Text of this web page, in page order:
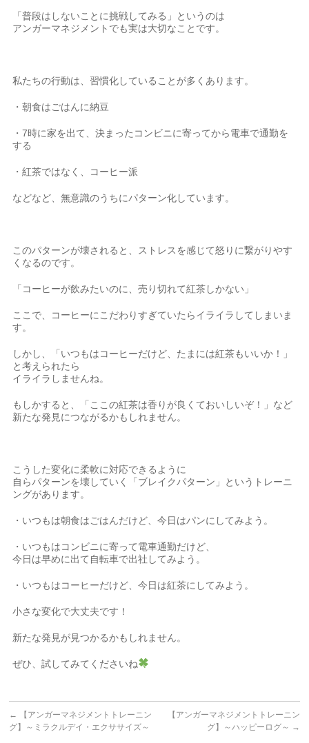
「普段はしないことに挑戦してみる」というのは
アンガーマネジメントでも実は大切なことです。
私たちの行動は、習慣化していることが多くあります。
・朝食はごはんに納豆
・7時に家を出て、決まったコンビニに寄ってから電車で通勤を
する
・紅茶ではなく、コーヒー派
などなど、無意識のうちにパターン化しています。
このパターンが壊されると、ストレスを感じて怒りに繋がりやす
くなるのです。
「コーヒーが飲みたいのに、売り切れて紅茶しかない」
ここで、コーヒーにこだわりすぎていたらイライラしてしまいま
す。
しかし、「いつもはコーヒーだけど、たまには紅茶もいいか！」
と考えられたら
イライラしませんね。
もしかすると、「ここの紅茶は香りが良くておいしいぞ！」など
新たな発見につながるかもしれません。
こうした変化に柔軟に対応できるように
自らパターンを壊していく「ブレイクパターン」というトレーニ
ングがあります。
・いつもは朝食はごはんだけど、今日はパンにしてみよう。
・いつもはコンビニに寄って電車通勤だけど、
今日は早めに出て自転車で出社してみよう。
・いつもはコーヒーだけど、今日は紅茶にしてみよう。
小さな変化で大丈夫です！
新たな発見が見つかるかもしれません。
ぜひ、試してみてくださいね
←
【アンガーマネジメントトレーニン
グ】～ミラクルデイ・エクササイズ～
【アンガーマネジメントトレーニン
グ】～ハッピーログ～ →